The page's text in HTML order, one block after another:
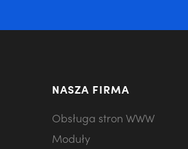
NASZA FIRMA
Moduły
Obsługa stron WWW